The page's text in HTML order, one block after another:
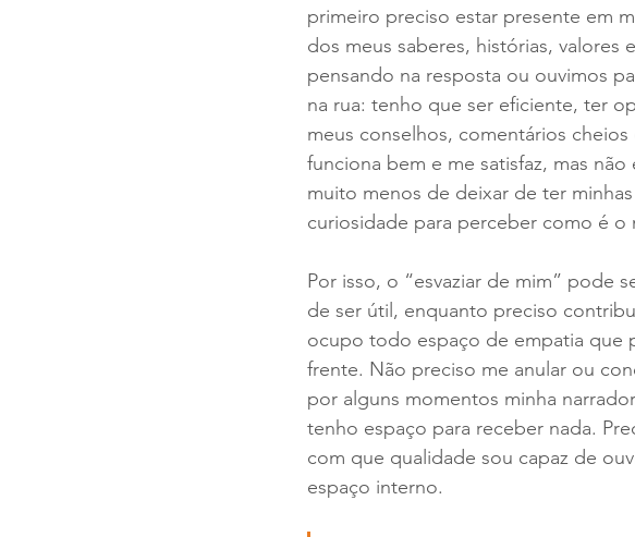
primeiro preciso estar presente em
dos meus saberes, histórias, valores
pensando na resposta ou ouvimos
na rua: tenho que ser eficiente, ter
meus conselhos, comentários
funciona bem e me satisfaz, mas
muito menos de deixar de ter
curiosidade para perceber como é
Por isso, o “esvaziar de mim” pode
de ser útil, enquanto preciso
ocupo todo espaço de empatia que
frente. Não preciso me anular ou
por alguns momentos minha
tenho espaço para receber nada.
com que qualidade sou capaz de
espaço interno.